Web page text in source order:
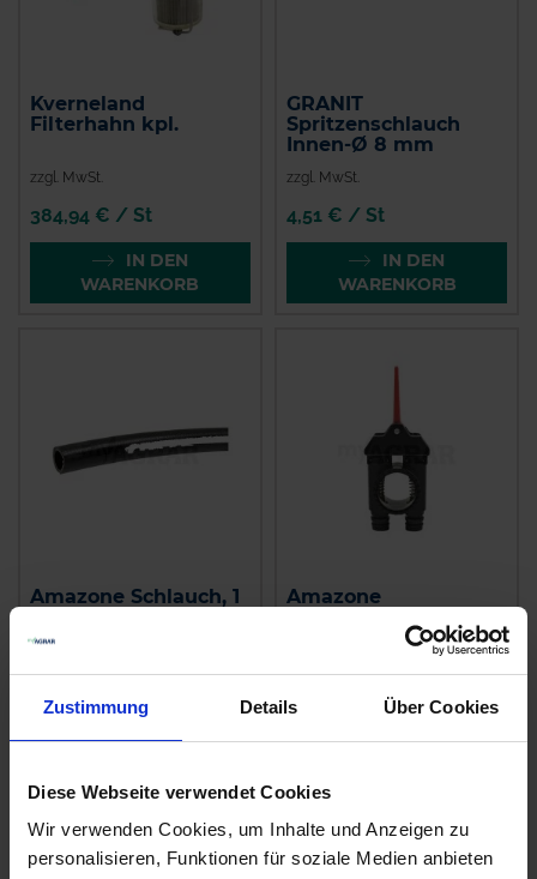
Zustimmung Details Über Cookies
Diese Webseite verwendet Cookies
Wir verwenden Cookies, um Inhalte und Anzeigen zu
personalisieren, Funktionen für soziale Medien anbieten
Kverneland
Filterhahn kpl.
zzgl. MwSt.
384,94 € / St
IN DEN
WARENKORB
GRANIT
Spritzenschlauch
Innen-Ø 8 mm
zzgl. MwSt.
4,51 € / St
IN DEN
WARENKORB
Amazone Schlauch, 1
zzgl. MwSt.
18,34 € / St
Amazone
zzgl. MwSt.
136,55 € / St